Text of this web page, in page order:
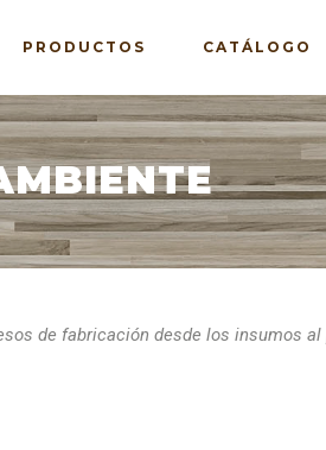
PRODUCTOS CATÁLOGO
de fabricación desde los insumos